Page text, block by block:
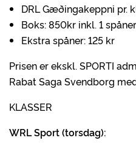
DRL Gæðingakeppni pr.
Boks: 850kr inkl. 1 spåner
Ekstra spåner: 125 kr
Prisen er ekskl. SPORTI
Rabat Saga Svendborg
KLASSER
WRL Sport (torsdag):